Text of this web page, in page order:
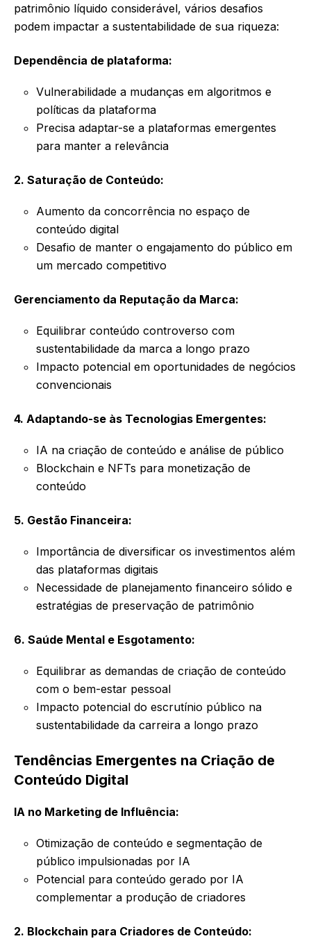
patrimônio líquido considerável, vários desafios
podem impactar a sustentabilidade de sua riqueza:
Dependência de plataforma:
Vulnerabilidade a mudanças em algoritmos e
políticas da plataforma
Precisa adaptar-se a plataformas emergentes
para manter a relevância
2. Saturação de Conteúdo:
Aumento da concorrência no espaço de
conteúdo digital
Desafio de manter o engajamento do público em
um mercado competitivo
Gerenciamento da Reputação da Marca:
Equilibrar conteúdo controverso com
sustentabilidade da marca a longo prazo
Impacto potencial em oportunidades de negócios
convencionais
4. Adaptando-se às Tecnologias Emergentes:
IA na criação de conteúdo e análise de público
Blockchain e NFTs para monetização de
conteúdo
5. Gestão Financeira:
Importância de diversificar os investimentos além
das plataformas digitais
Necessidade de planejamento financeiro sólido e
estratégias de preservação de patrimônio
6. Saúde Mental e Esgotamento:
Equilibrar as demandas de criação de conteúdo
com o bem-estar pessoal
Impacto potencial do escrutínio público na
sustentabilidade da carreira a longo prazo
Tendências Emergentes na Criação de
Conteúdo Digital
IA no Marketing de Influência:
Otimização de conteúdo e segmentação de
público impulsionadas por IA
Potencial para conteúdo gerado por IA
complementar a produção de criadores
2. Blockchain para Criadores de Conteúdo: